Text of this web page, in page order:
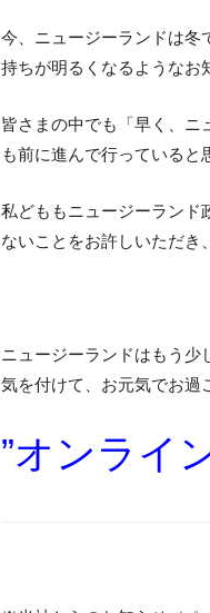
今、ニュージーランドは冬
持ちが明るくなるようなお
皆さまの中でも「早く、ニ
も前に進んで行っていると
私どももニュージーランド
ないことをお許しいただき
ニュージーランドはもう少
気を付けて、お元気でお過
”オンライ